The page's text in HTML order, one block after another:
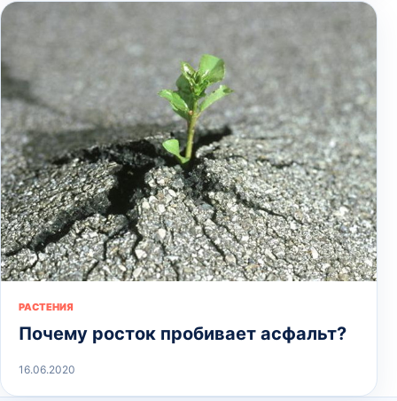
РАСТЕНИЯ
Почему росток пробивает асфальт?
16.06.2020